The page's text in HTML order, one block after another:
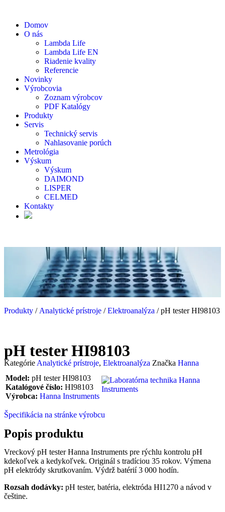
Domov
O nás
Lambda Life
Lambda Life EN
Riadenie kvality
Referencie
Novinky
Výrobcovia
Zoznam výrobcov
PDF Katalógy
Produkty
Servis
Technický servis
Nahlasovanie porúch
Metrológia
Výskum
Výskum
DAIMOND
LISPER
CELMED
Kontakty
Produkty / Analytické prístroje /Elektroanalýza / pH tester HI98103
pH tester HI98103
Kategórie Analytické prístroje, Elektroanalýza Značka Hanna
Model: pH tester HI98103
Katalógové číslo: HI98103
Výrobca: Hanna Instruments
Špecifikácia na stránke výrobcu
Popis produktu
Vreckový pH tester Hanna Instruments pre rýchlu kontrolu pH
kdekoľvek a kedykoľvek. Originál s tradíciou 35 rokov. Výmena
pH elektródy skrutkovaním. Výdrž batérií 3 000 hodín.
Rozsah dodávky: pH tester, batéria, elektróda HI1270 a návod v
češtine.